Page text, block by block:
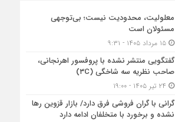
معلولیت، محدودیت نیست؛ بی‌توجهی
مسئولان است
۱۵ مرداد ۱۴۰۵ - ۹:۳۱
گفتگویی منتشر نشده با پروفسور اهرنجانی،
صاحب نظریه سه‌ شاخگی (۳C)
گرانی با گران‌ فروشی فرق دارد/ بازار قزوین رها
نشده و برخورد با متخلفان ادامه دارد